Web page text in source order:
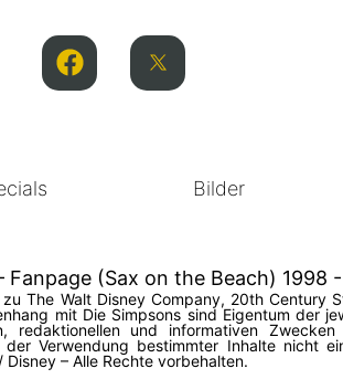
Bilder
Fanpage (Sax on the Beach) 1998
The Walt Disney Company, 20th Century
mit Die Simpsons sind Eigentum der
redaktionellen und informativen
Verwendung bestimmter Inhalte nicht
– Alle Rechte vorbehalten.